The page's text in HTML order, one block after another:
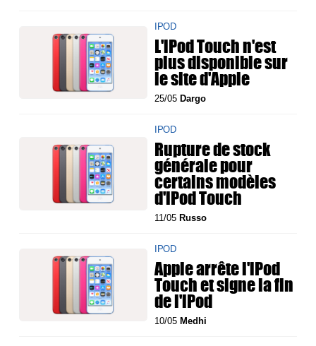
IPOD
L'iPod Touch n'est
plus disponible sur
le site d'Apple
25/05 Dargo
IPOD
Rupture de stock
générale pour
certains modèles
d'iPod Touch
11/05 Russo
IPOD
Apple arrête l'iPod
Touch et signe la fin
de l'iPod
10/05 Medhi